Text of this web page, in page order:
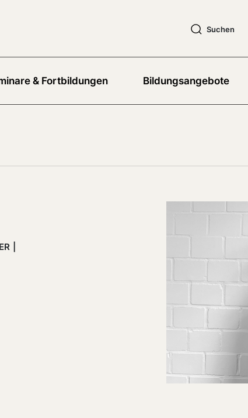
Suchen
& Fortbildungen Bildungsangebote
|